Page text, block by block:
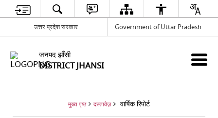
उत्तर प्रदेश सरकार Government of Uttar Pradesh
जनपद झाँसी
DISTRICT JHANSI
मुख्य पृष्ठ दस्तावेज़ वार्षिक रिपोर्ट